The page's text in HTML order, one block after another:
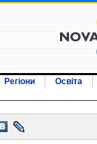
Регіони
Освіта